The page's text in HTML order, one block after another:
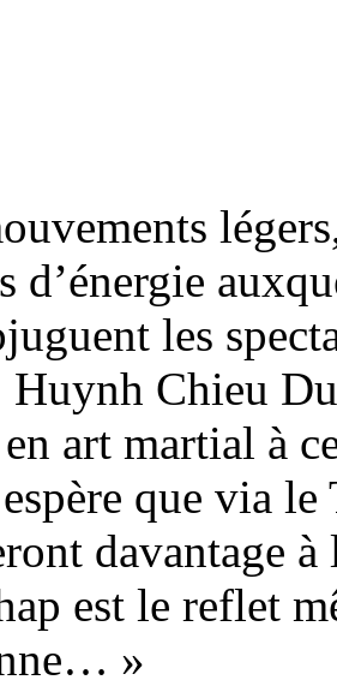
d’énergie
les
Chieu
art martial à
que via
est le reflet
»